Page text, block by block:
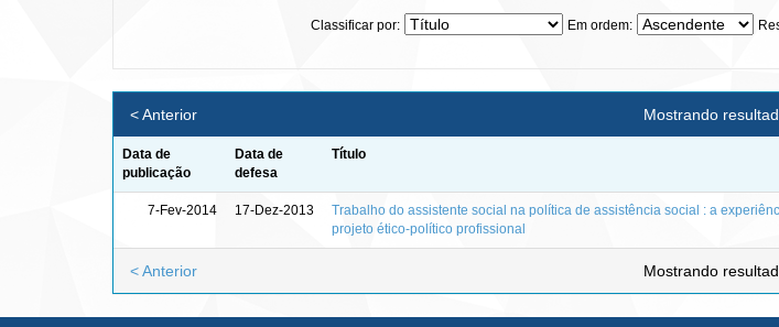
Classificar por: Em ordem:
Mostrando
< Anterior
Data de
publicação
Data de
defesa
Título
7-Fev-2014 17-Dez-2013
Trabalho do assistente social na política de assistência social : a
projeto ético-político profissional
Mostrando
< Anterior